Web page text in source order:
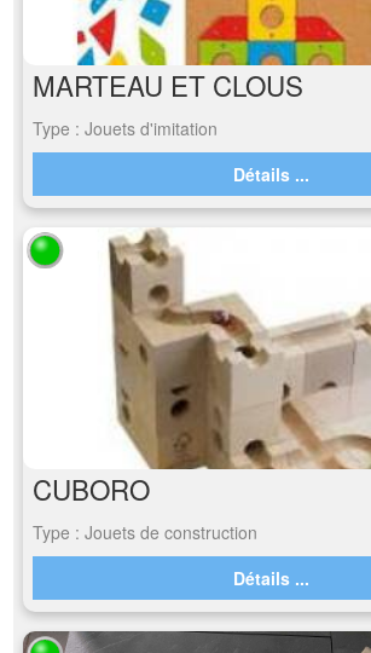
MARTEAU ET CLOUS
Type : Jouets d'imitation
Détails ...
CUBORO
Type : Jouets de construction
Détails ...